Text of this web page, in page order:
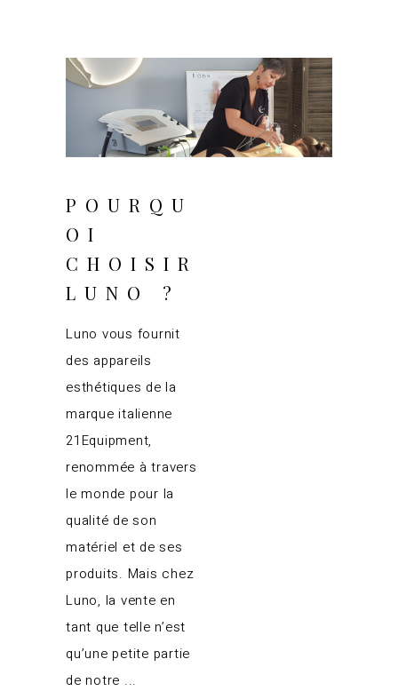
juin 24, 2025
POURQU
OI
CHOISIR
LUNO ?
Luno vous fournit
des appareils
esthétiques de la
marque italienne
21Equipment,
renommée à travers
le monde pour la
qualité de son
matériel et de ses
produits. Mais chez
Luno, la vente en
tant que telle n’est
qu’une petite partie
de notre